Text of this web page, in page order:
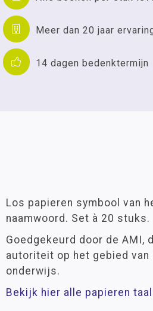
Meer dan 20 jaar
14 dagen bedenktermijn
Los papieren symbool van
naamwoord. Set à 20 stuks.
Goedgekeurd door de AMI,
autoriteit op het gebied van
onderwijs.
Bekijk hier alle papieren